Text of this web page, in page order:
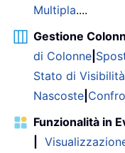
Multipla....
Gestione
di Colonne
Stato di
Nascoste
Funzionalità in